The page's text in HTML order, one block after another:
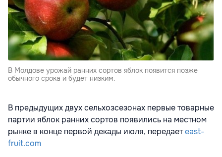
В Молдове урожай ранних сортов яблок появится позже
обычного срока и будет низким.
В предыдущих двух сельхозсезонах первые товарные
партии яблок ранних сортов появились на местном
рынке в конце первой декады июля, передаетeast-
fruit.com